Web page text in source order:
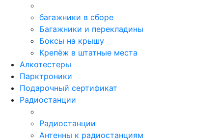
багажники в сборе
Багажники и перекладины
Боксы на крышу
Крепёж в штатные места
Алкотестеры
Парктроники
Подарочный сертификат
Радиостанции
Радиостанции
Антенны к радиостанциям